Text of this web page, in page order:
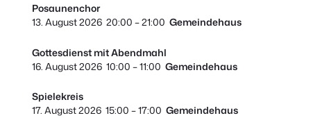
Posaunenchor
13. August 2026 20:00 –21:00 Gemeindehaus
Gottesdienst mit Abendmahl
16. August 2026 10:00 –11:00 Gemeindehaus
Spielekreis
17. August 2026 15:00 –17:00 Gemeindehaus